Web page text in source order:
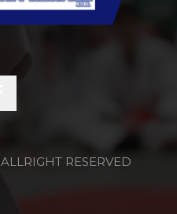
RESERVED